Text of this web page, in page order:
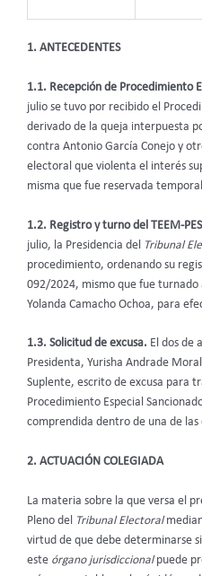
1. ANTECEDENTES
1.1. Recepción de Procedimiento
julio se tuvo por recibido el
derivado de la queja interpuesta
contra Antonio García Conejo y
electoral que violenta el interés
misma que fue reservada
1.2. Registro y turno del TEEM-
julio, la Presidencia del
Tribunal
procedimiento, ordenando su
092/2024, mismo que fue turnado
Yolanda Camacho Ochoa, para
1.3. Solicitud de excusa. El dos de
Presidenta, Yurisha Andrade
Suplente, escrito de excusa para
Procedimiento Especial
comprendida dentro de una de
2. ACTUACIÓN COLEGIADA
La materia sobre la que versa el
Pleno del
Tribunal Electoral
virtud de que debe determinarse
este órgano jurisdiccional puede